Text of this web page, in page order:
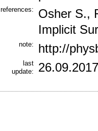
references:
Osher S.,
Implicit
note: http://
last
update: